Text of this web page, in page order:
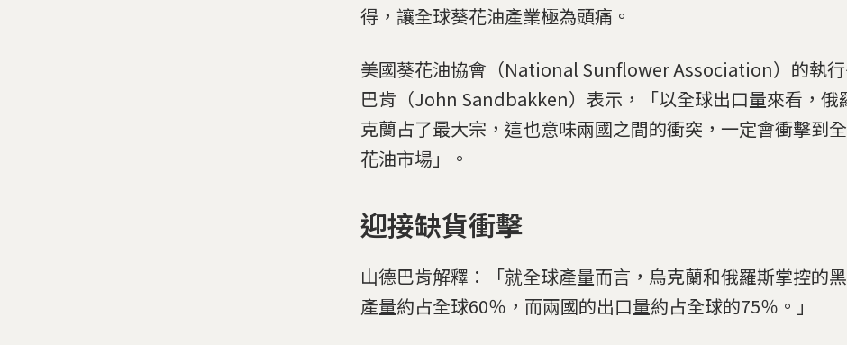
得，讓全球葵花油產業極為頭痛。
美國葵花油協會（National Sunflower Association）的執
巴肯（John Sandbakken）表示，「以全球出口量來看，俄
克蘭占了最大宗，這也意味兩國之間的衝突，一定會衝擊到
花油市場」。
迎接缺貨衝擊
山德巴肯解釋：「就全球產量而言，烏克蘭和俄羅斯掌控的
產量約占全球60％，而兩國的出口量約占全球的75％。」